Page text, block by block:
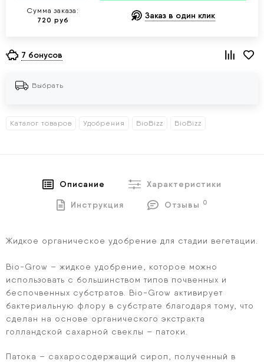
Сумма заказа:
720 руб Заказ в один клик
7 бонусов
Выбрать
Каталог товаров Удобрения BioBizz BioBizz
Описание
Характеристики
Инструкция
Отзывы 0
Жидкое органическое удобрение для стадии вегетации.
Bio-Grow – жидкое удобрение, которое можно
использовать с большинством типов почвенных и
беспочвенных субстратов. Bio-Grow активирует
бактериальную флору в субстрате благодаря тому, что
сделан на основе органического экстракта
голландской сахарной свеклы – патоки.
Патока – сахаросодержащий сироп, полученный в